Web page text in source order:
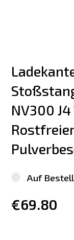
NV300
Auf
€69.80